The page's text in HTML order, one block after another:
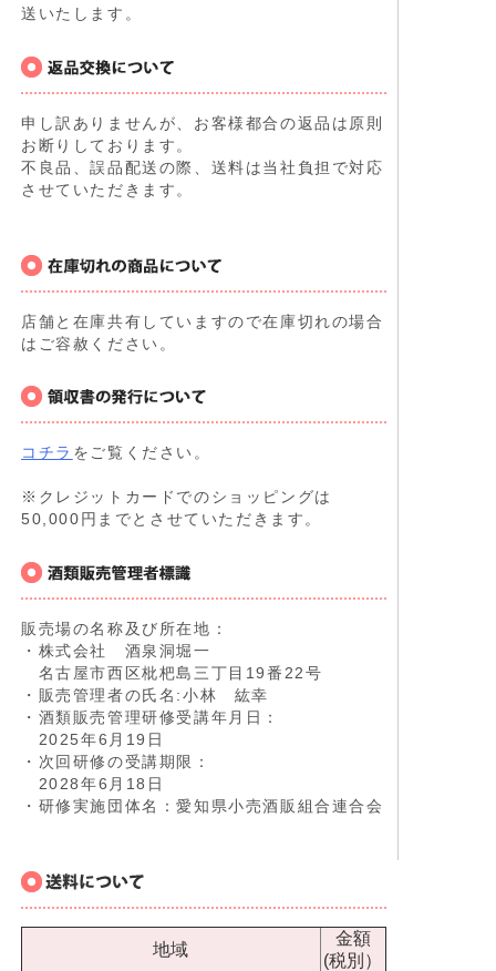
送いたします。
申し訳ありませんが、お客様都合の返品は原則
お断りしております。
不良品、誤品配送の際、送料は当社負担で対応
させていただきます。
店舗と在庫共有していますので在庫切れの場合
はご容赦ください。
コチラ をご覧ください。
※クレジットカードでのショッピングは
50,000円までとさせていただきます。
販売場の名称及び所在地：
・株式会社 酒泉洞堀一
名古屋市西区枇杷島三丁目19番22号
・販売管理者の氏名:小林 紘幸
・酒類販売管理研修受講年月日：
2025年6月19日
・次回研修の受講期限：
2028年6月18日
・研修実施団体名：愛知県小売酒販組合連合会
地域
金額
(税別）